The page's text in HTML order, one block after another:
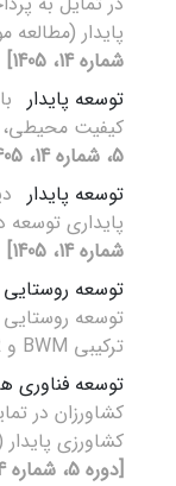
پایدار
شماره 14، 1405]
توسعه پایدار
کیفیت محیطی،
5، شماره 14، 1405]
توسعه پایدار
پایداری توسعه
شماره 14، 1405]
توسعه روستایی
توسعه
ترکیبی BWM و VIKOR
توسعه فناوری
کشاورزان در
کشاورزی
[دوره 5، شماره 14، 1405]